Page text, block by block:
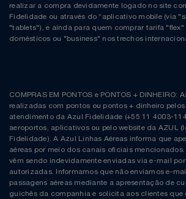
realizar a compra devidamente logado no site
Fidelidade ou através do “aplicativo mobile (via
"tablets"), e ainda para quem comprar tarifa "flex"
domésticos ou "business" nos trechos
COMPRAS EM PONTOS e PONTOS + DINHEIRO:
realizadas com pontos ou pontos + dinheiro
atendimento da Azul Fidelidade (+55 11 4003-
aeroportos, aplicativos ou pelo website da AZUL
Fidelidade). A Azul Linhas Aéreas informa que
aéreas por meio dos canais oficiais
vêm sendo indevidamente enviadas via e-mail
autorizadas. Informamos que não enviamos e-
passagens aéreas mediante a apresentação de
guichês da companhia e solicita aos clientes que